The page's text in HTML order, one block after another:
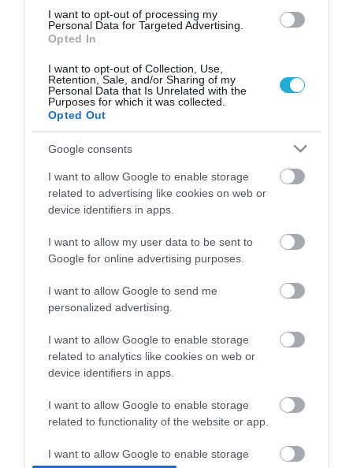
I want to opt-out of processing my
Personal Data for Targeted Advertising.
Opted In
I want to opt-out of Collection, Use,
Retention, Sale, and/or Sharing of my
Personal Data that Is Unrelated with the
Purposes for which it was collected.
Opted Out
Google consents
I want to allow Google to enable storage
related to advertising like cookies on web or
device identifiers in apps.
I want to allow my user data to be sent to
Google for online advertising purposes.
I want to allow Google to send me
personalized advertising.
I want to allow Google to enable storage
related to analytics like cookies on web or
device identifiers in apps.
I want to allow Google to enable storage
related to functionality of the website or app.
I want to allow Google to enable storage
προειδοποιητικά συμπτώματα επί ημέρες ή και εβδομάδες
πριν σταματήσει η καρδιά τους, σύμφωνα με μία νέα μελέτη.
Τα συμπτώματα αυτά συμπεριλαμβάνουν πόνο στο στήθος,
δύσπνοια και, σπανιότερα, ζάλη, λιποθυμία και
«φτερουγίσματα» της καρδιάς. Η ανακοπή καρδιάς οφείλεται
σε ανεπάρκεια του ηλεκτρικού συστήματος της […]
20.11.2013 14:30
Πώς συνδέεται το εμβόλιο της γρίπης με τα
καρδιαγγειακά νοσήματα;
Στο μισό μπορεί να περιορίσει τον κίνδυνο εμφανισης
καρδιαγγειακών παθήσεων και εγκεφαλικού το εμβόλιο κατά
της εποχιακής γρίπης σύμφωνα με νέα έρευνα. Με βάση την
προστατεύει μόνο από τη γρίπη αλλά μπορεί επίσης να
μειώνει τον κίνδυνο καρδιακής προσβολής και εγκεφαλικού
23.10.2013 17:41